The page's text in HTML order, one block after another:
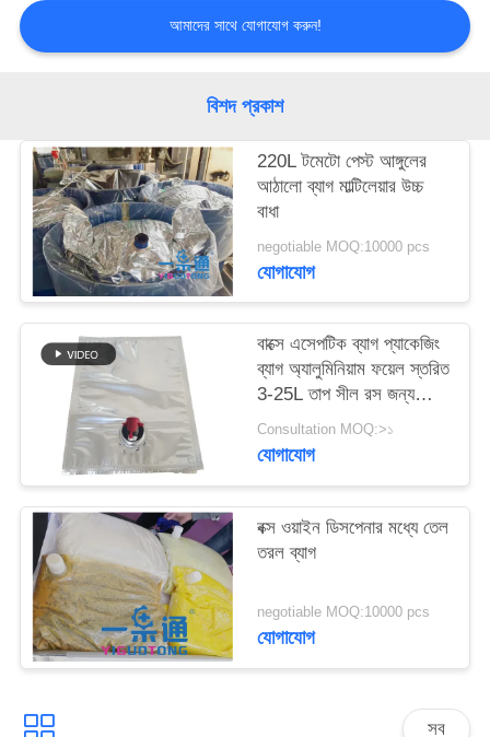
যোগাযোগ
করুন
কেস
সাইট
ম্যাপ
PRIVACY
POLICY
আমাদের সাথে যোগাযোগ করুন!
বিশদ প্রকাশ
220L টমেটো পেস্ট আঙ্গুলের
আঠালো ব্যাগ মাল্টিলেয়ার উচ্চ
বাধা
negotiable MOQ:10000 pcs
যোগাযোগ
বাক্সে এসেপটিক ব্যাগ প্যাকেজিং
ব্যাগ অ্যালুমিনিয়াম ফয়েল স্তরিত
3-25L তাপ সীল রস জন্য
আর্দ্রতা প্রতিরোধী দুধ পিউরি সস
এবং পানীয়
Consultation MOQ:>১
যোগাযোগ
বক্স ওয়াইন ডিসপেনার মধ্যে তেল
তরল ব্যাগ
negotiable MOQ:10000 pcs
যোগাযোগ
সব